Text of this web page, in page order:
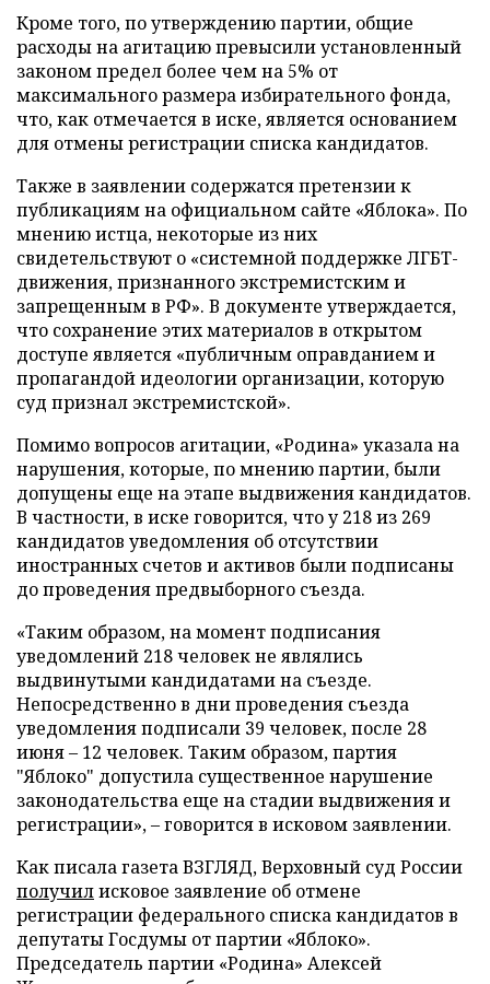
Кроме того, по утверждению партии, общие
расходы на агитацию превысили установленный
законом предел более чем на 5% от
максимального размера избирательного фонда,
что, как отмечается в иске, является основанием
для отмены регистрации списка кандидатов.
Также в заявлении содержатся претензии к
публикациям на официальном сайте «Яблока». По
мнению истца, некоторые из них
свидетельствуют о «системной поддержке ЛГБТ-
движения, признанного экстремистским и
запрещенным в РФ». В документе утверждается,
что сохранение этих материалов в открытом
доступе является «публичным оправданием и
пропагандой идеологии организации, которую
суд признал экстремистской».
Помимо вопросов агитации, «Родина» указала на
нарушения, которые, по мнению партии, были
допущены еще на этапе выдвижения кандидатов.
В частности, в иске говорится, что у 218 из 269
кандидатов уведомления об отсутствии
иностранных счетов и активов были подписаны
до проведения предвыборного съезда.
«Таким образом, на момент подписания
уведомлений 218 человек не являлись
выдвинутыми кандидатами на съезде.
Непосредственно в дни проведения съезда
уведомления подписали 39 человек, после 28
июня – 12 человек. Таким образом, партия
"Яблоко" допустила существенное нарушение
законодательства еще на стадии выдвижения и
регистрации», – говорится в исковом заявлении.
Как писала газета ВЗГЛЯД, Верховный суд России
получилисковое заявление об отмене
регистрации федерального списка кандидатов в
депутаты Госдумы от партии «Яблоко».
Председатель партии «Родина» Алексей